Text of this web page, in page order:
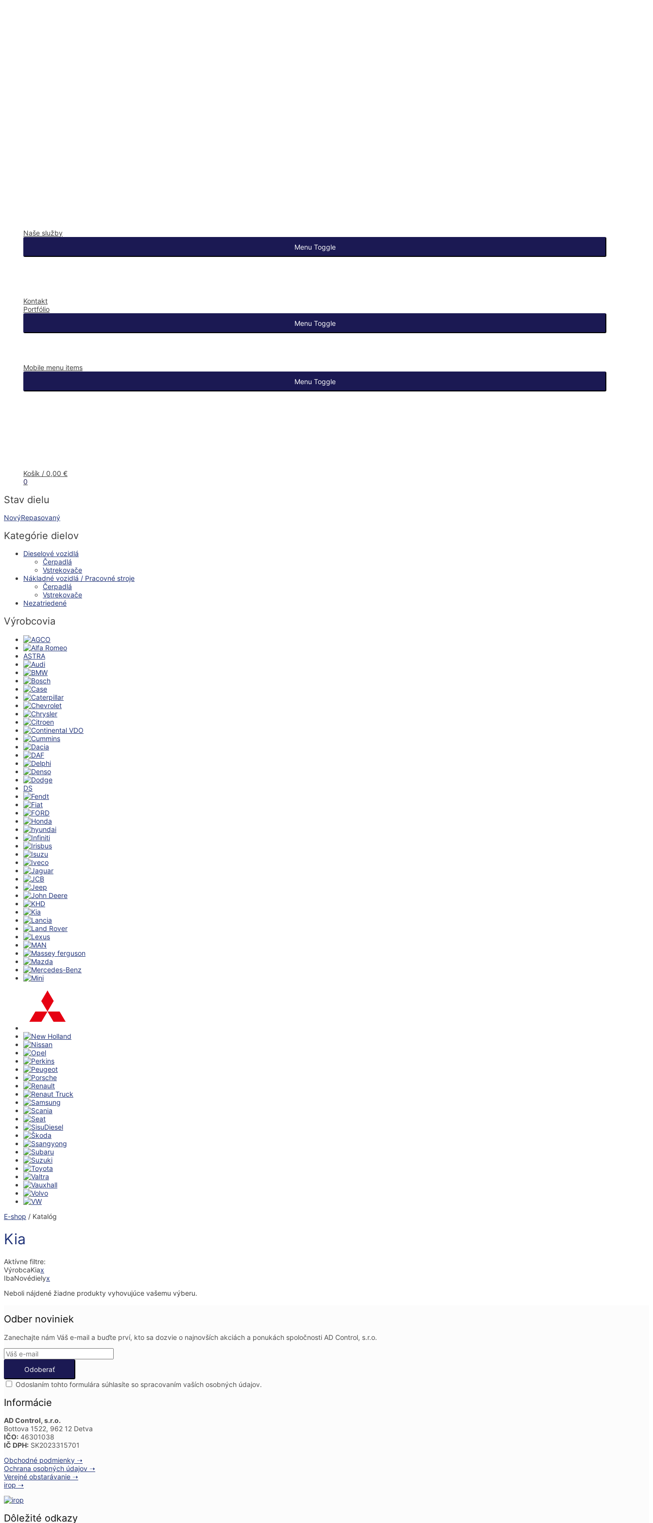
Naše služby
Menu Toggle
Kontakt
Portfólio
Menu Toggle
Mobile menu items
Menu Toggle
Košík / 0,00 €
0
Stav dielu
NovýRepasovaný
Kategórie dielov
Dieselové vozidlá
Čerpadlá
Vstrekovače
Nákladné vozidlá / Pracovné stroje
Čerpadlá
Vstrekovače
Nezatriedené
Výrobcovia
ASTRA
DS
E-shop / Katalóg
Kia
Aktívne filtre:
VýrobcaKiax
IbaNovédielyx
Neboli nájdené žiadne produkty vyhovujúce vašemu výberu.
Odber noviniek
Zanechajte nám Váš e-mail a buďte prví, kto sa dozvie o najnovších akciách a ponukách spoločnosti AD Control, s.r.o.
Odoslaním tohto formulára súhlasíte so spracovaním vaších osobných údajov.
Informácie
AD Control, s.r.o.
Bottova 1522, 962 12 Detva
IČO: 46301038
IČ DPH: SK2023315701
Obchodné podmienky ➝
Ochrana osobných údajov ➝
Verejné obstarávanie ➝
irop ➝
Dôležité odkazy